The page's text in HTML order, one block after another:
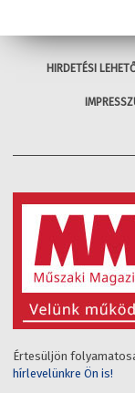
HIRDETÉSI
Értesüljön
hírlevelünkre Ön is!